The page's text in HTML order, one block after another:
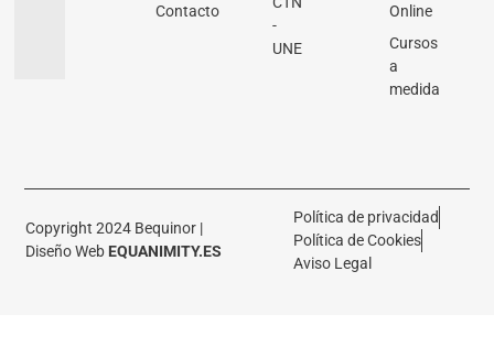
Contacto
-
UNE
Online
Cursos
a
medida
Copyright 2024 Bequinor |
Diseño Web EQUANIMITY.ES
Política de privacidad
Política de Cookies
Aviso Legal